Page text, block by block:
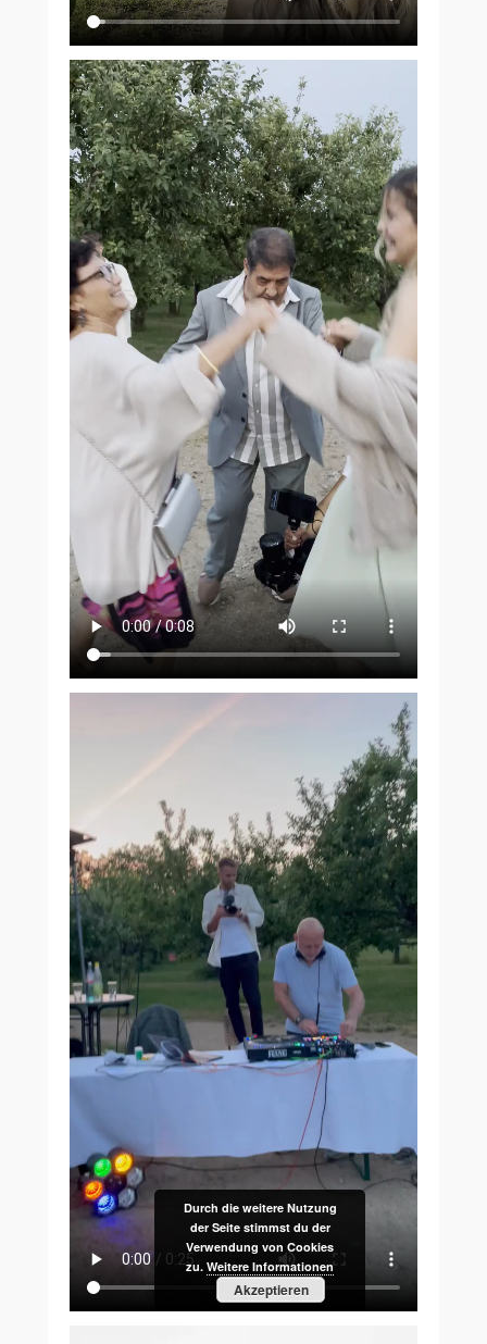
Durch die weitere Nutzung
der Seite stimmst du der
Verwendung von Cookies
zu. Weitere Informationen
Akzeptieren